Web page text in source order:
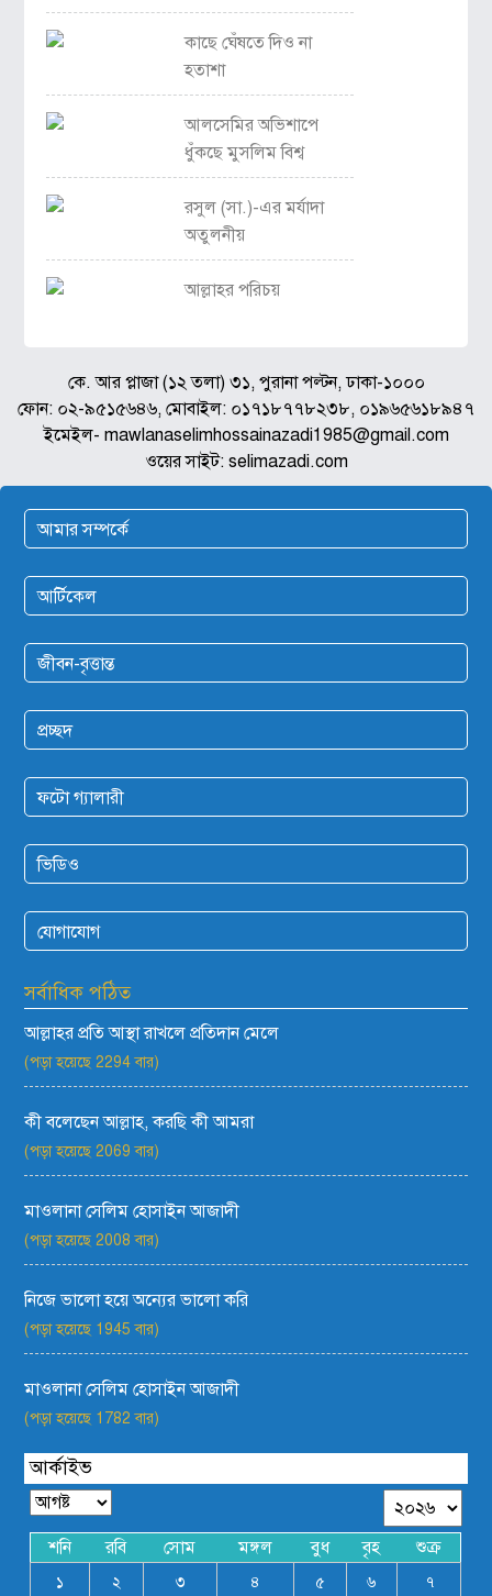
কাছে ঘেঁষতে দিও না
হতাশা
আলসেমির অভিশাপে
ধুঁকছে মুসলিম বিশ্ব
রসুল (সা.)-এর মর্যাদা
অতুলনীয়
আল্লাহর পরিচয়
কে. আর প্লাজা (১২ তলা) ৩১, পুরানা পল্টন, ঢাকা-১০০০
ফোন: ০২-৯৫১৫৬৪৬, মোবাইল: ০১৭১৮৭৭৮২৩৮, ০১৯৬৫৬১৮৯৪৭
ইমেইল- mawlanaselimhossainazadi1985@gmail.com
ওয়ের সাইট: selimazadi.com
আমার সম্পর্কে
আর্টিকেল
জীবন-বৃত্তান্ত
প্রচ্ছদ
ফটো গ্যালারী
ভিডিও
যোগাযোগ
সর্বাধিক পঠিত
আল্লাহর প্রতি আস্থা রাখলে প্রতিদান মেলে
(পড়া হয়েছে 2294 বার)
কী বলেছেন আল্লাহ, করছি কী আমরা
(পড়া হয়েছে 2069 বার)
মাওলানা সেলিম হোসাইন আজাদী
(পড়া হয়েছে 2008 বার)
নিজে ভালো হয়ে অন্যের ভালো করি
(পড়া হয়েছে 1945 বার)
মাওলানা সেলিম হোসাইন আজাদী
(পড়া হয়েছে 1782 বার)
আর্কাইভ
শনি রবি সোম মঙ্গল বুধ বৃহ শুক্র
১ ২ ৩ ৪ ৫ ৬ ৭